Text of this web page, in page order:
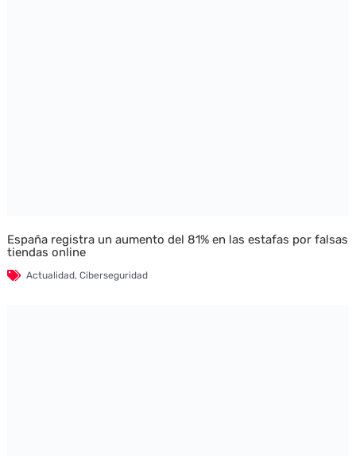
España registra un aumento del 81% en las estafas por falsas
tiendas online
Actualidad, Ciberseguridad